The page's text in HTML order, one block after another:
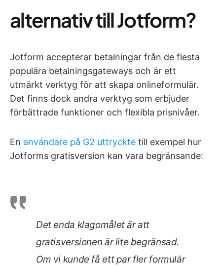
alternativ till Jotform?
Jotform accepterar betalningar från de flesta
populära betalningsgateways och är ett
utmärkt verktyg för att skapa onlineformulär.
Det finns dock andra verktyg som erbjuder
förbättrade funktioner och flexibla prisnivåer.
En användare på G2 uttryckte till exempel hur
Jotforms gratisversion kan vara begränsande:
Det enda klagomålet är att
gratisversionen är lite begränsad.
Om vi kunde få ett par fler formulär